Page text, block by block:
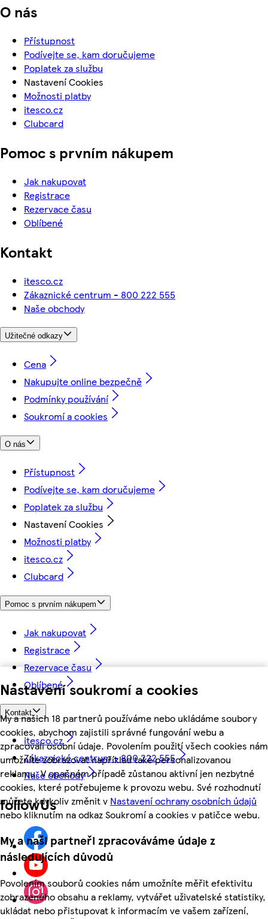
Nastavení soukromí a cookies
My a našich 18 partnerů používáme nebo ukládáme soubory
cookies, abychom zajistili správné fungování webu a
zpracovali osobní údaje. Povolením použití všech cookies nám
umožníte zobrazovat například také personalizovanou
reklamu. V opačném případě zůstanou aktivní jen nezbytné
cookies, které potřebujeme k provozu webu. Své rozhodnutí
můžete kdykoliv změnit v Nastavení ochrany osobních údajů
nebo kliknutím na odkaz Soukromí a cookies v patičce webu.
My a naši partneři zpracováváme údaje z
následujících důvodů
Povolením souborů cookies nám umožníte měřit efektivitu
zobrazeného obsahu a reklamy, vytvářet uživatelské statistiky,
ukládat nebo přistupovat k informacím ve vašem zařízení,
O nás
Přístupnost
Podívejte se, kam doručujeme
Poplatek za službu
Nastavení Cookies
Možnosti platby
itesco.cz
Clubcard
Pomoc s prvním nákupem
Jak nakupovat
Registrace
Rezervace času
Oblíbené
Kontakt
itesco.cz
Zákaznické centrum - 800 222 555
Naše obchody
Užitečné odkazy
Cena
Nakupujte online bezpečně
Podmínky používání
Soukromí a cookies
O nás
Přístupnost
Podívejte se, kam doručujeme
Poplatek za službu
Nastavení Cookies
Možnosti platby
itesco.cz
Clubcard
Pomoc s prvním nákupem
Jak nakupovat
Registrace
Rezervace času
Oblíbené
Kontakt
itesco.cz
Zákaznické centrum - 800 222 555
Naše obchody
followUs